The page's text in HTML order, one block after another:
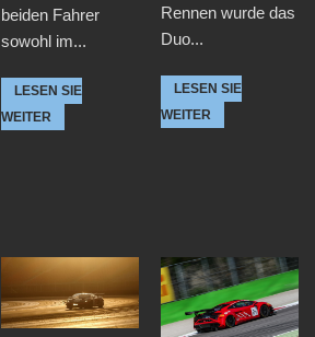
beiden Fahrer
sowohl im...
LESEN SIE
WEITER
Rennen wurde das
Duo...
LESEN SIE
WEITER